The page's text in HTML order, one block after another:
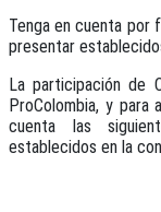
Tenga en cuenta por
presentar
La participación de
ProColombia, y para
cuenta las
establecidos en la